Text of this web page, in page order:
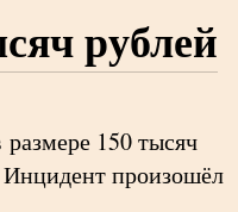
рублей
150 тысяч
Инцидент произошёл